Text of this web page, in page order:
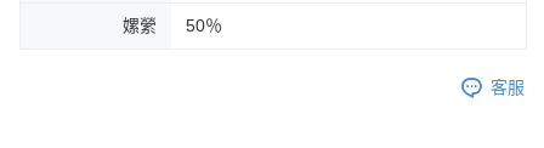
嫘縈 50％
客服